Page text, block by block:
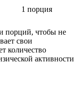
1 порция
порций, чтобы не
свои
количество
активности